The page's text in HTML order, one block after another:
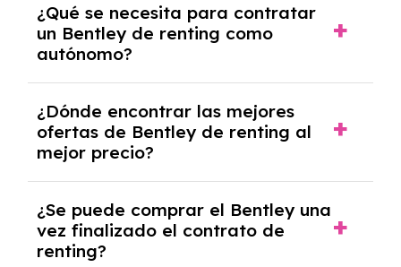
documentación financiera y, en algunos
casos, un informe de solvencia de la empresa
y un pago inicial.
¿Qué se necesita para contratar
un Bentley de renting como
autónomo?
autónomos, justificante de ingresos y, en
algunos casos, un informe fiscal y un pago
inicial.
¿Dónde encontrar las mejores
ofertas de Bentley de renting al
mejor precio?
mejores ofertas de vehículos de renting con
todos los gastos incluidos y sin pagar
entradas.
¿Se puede comprar el Bentley una
vez finalizado el contrato de
renting?